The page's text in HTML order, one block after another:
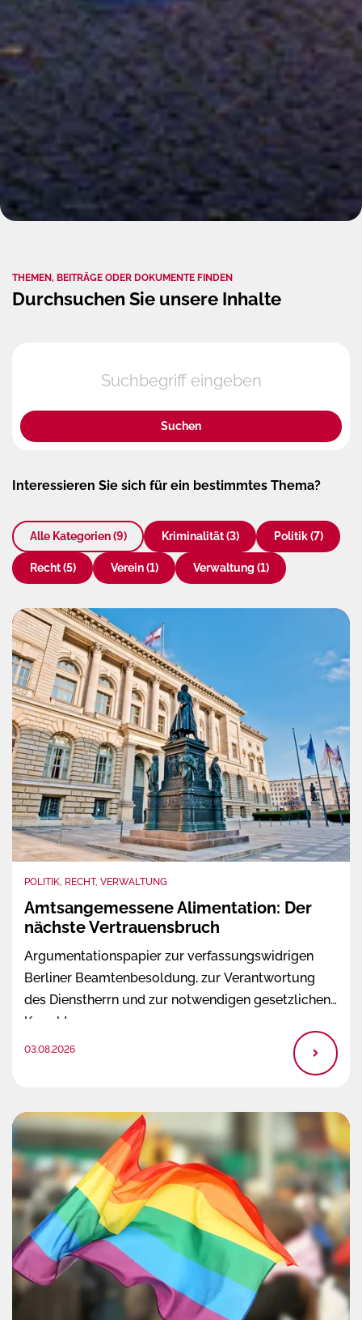
THEMEN, BEITRÄGE ODER DOKUMENTE FINDEN
Durchsuchen Sie unsere Inhalte
Suchen
Interessieren Sie sich für ein bestimmtes Thema?
Alle Kategorien(9) Kriminalität(3) Politik(7)
Recht(5) Verein(1) Verwaltung (1)
POLITIK, RECHT, VERWALTUNG
Amtsangemessene Alimentation: Der
nächste Vertrauensbruch
Argumentationspapier zur verfassungswidrigen
Berliner Beamtenbesoldung, zur Verantwortung
des Dienstherrn und zur notwendigen gesetzlichen
Korrektur.
03.08.2026